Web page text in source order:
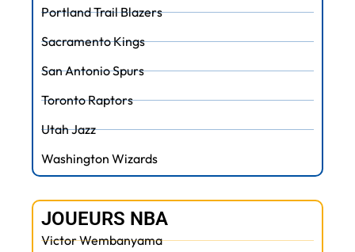
Portland Trail Blazers
Sacramento Kings
San Antonio Spurs
Toronto Raptors
Utah Jazz
Washington Wizards
JOUEURS NBA
Victor Wembanyama